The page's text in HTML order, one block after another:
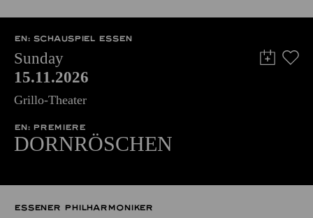
EN: SCHAUSPIEL ESSEN
Sunday
15.11.2026
Grillo-Theater
EN: PREMIERE
DORNRÖSCHEN
ESSENER PHILHARMONIKER